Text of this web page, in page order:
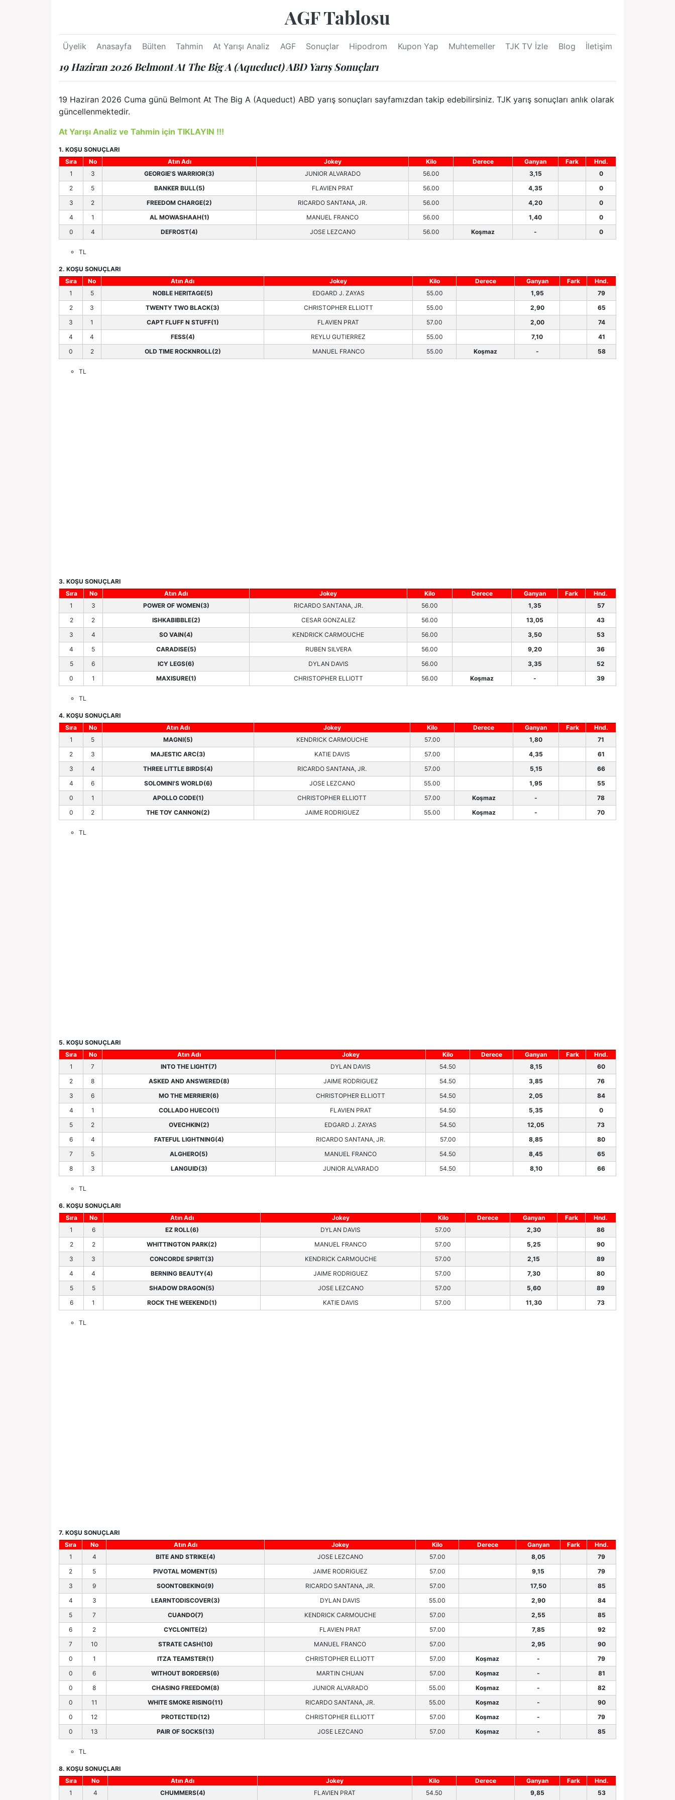
AGF Tablosu
Üyelik Anasayfa Bülten Tahmin At Yarışı Analiz AGF Sonuçlar Hipodrom Kupon Yap Muhtemeller TJK TV İzle Blog İletişim
19 Haziran 2026 Belmont At The Big A (Aqueduct) ABD Yarış Sonuçları
19 Haziran 2026 Cuma günü Belmont At The Big A (Aqueduct) ABD yarış sonuçları sayfamızdan takip edebilirsiniz. TJK yarış sonuçları anlık olarak
güncellenmektedir.
At Yarışı Analiz ve Tahmin için TIKLAYIN !!!
1. KOŞU SONUÇLARI
Sıra
No Atın Adı Jokey Kilo Derece Ganyan Fark
Hnd.
1
3 GEORGIE'S WARRIOR(3) JUNIOR ALVARADO 56.00 3,15
0
2
5 BANKER BULL(5) FLAVIEN PRAT 56.00 4,35
0
3
2 FREEDOM CHARGE(2) RICARDO SANTANA, JR. 56.00 4,20
0
4
1 AL MOWASHAAH(1) MANUEL FRANCO 56.00 1,40
0
0
4 DEFROST(4) JOSE LEZCANO 56.00 Koşmaz - 0
TL
2. KOŞU SONUÇLARI
Sıra
No Atın Adı Jokey Kilo Derece Ganyan Fark
Hnd.
1
5 NOBLE HERITAGE(5) EDGARD J. ZAYAS 55.00 1,95
79
2
3 TWENTY TWO BLACK(3) CHRISTOPHER ELLIOTT 55.00 2,90
65
3
1 CAPT FLUFF N STUFF(1) FLAVIEN PRAT 57.00 2,00
74
4
4 FESS(4) REYLU GUTIERREZ 55.00 7,10
41
0
2 OLD TIME ROCKNROLL(2) MANUEL FRANCO 55.00 Koşmaz - 58
TL
3. KOŞU SONUÇLARI
Sıra
No Atın Adı Jokey Kilo Derece Ganyan Fark
Hnd.
1
3 POWER OF WOMEN(3) RICARDO SANTANA, JR. 56.00 1,35
57
2
2 ISHKABIBBLE(2) CESAR GONZALEZ 56.00 13,05
43
3
4 SO VAIN(4) KENDRICK CARMOUCHE 56.00 3,50
53
4
5 CARADISE(5) RUBEN SILVERA 56.00 9,20
36
5
6 ICY LEGS(6) DYLAN DAVIS 56.00 3,35
52
0
1 MAXISURE(1) CHRISTOPHER ELLIOTT 56.00 Koşmaz - 39
TL
4. KOŞU SONUÇLARI
Sıra
No Atın Adı Jokey Kilo Derece Ganyan Fark
Hnd.
1
5 MAGNI(5) KENDRICK CARMOUCHE 57.00 1,80
71
2
3 MAJESTIC ARC(3) KATIE DAVIS 57.00 4,35
61
3
4 THREE LITTLE BIRDS(4) RICARDO SANTANA, JR. 57.00 5,15
66
4
6 SOLOMINI'S WORLD(6) JOSE LEZCANO 55.00 1,95
55
0
1 APOLLO CODE(1) CHRISTOPHER ELLIOTT 57.00 Koşmaz -
78
0
2 THE TOY CANNON(2) JAIME RODRIGUEZ 55.00 Koşmaz - 70
TL
5. KOŞU SONUÇLARI
Sıra
No Atın Adı Jokey Kilo Derece Ganyan Fark
Hnd.
1
7 INTO THE LIGHT(7) DYLAN DAVIS 54.50 8,15
60
2
8 ASKED AND ANSWERED(8) JAIME RODRIGUEZ 54.50 3,85
76
3
6 MO THE MERRIER(6) CHRISTOPHER ELLIOTT 54.50 2,05
84
4
1 COLLADO HUECO(1) FLAVIEN PRAT 54.50 5,35
0
5
2 OVECHKIN(2) EDGARD J. ZAYAS 54.50 12,05
73
6
4 FATEFUL LIGHTNING(4) RICARDO SANTANA, JR. 57.00 8,85
80
7
5 ALGHERO(5) MANUEL FRANCO 54.50 8,45
65
8
3 LANGUID(3) JUNIOR ALVARADO 54.50 8,10 66
TL
6. KOŞU SONUÇLARI
Sıra
No Atın Adı Jokey Kilo Derece Ganyan Fark
Hnd.
1
6 EZ ROLL(6) DYLAN DAVIS 57.00 2,30
86
2
2 WHITTINGTON PARK(2) MANUEL FRANCO 57.00 5,25
90
3
3 CONCORDE SPIRIT(3) KENDRICK CARMOUCHE 57.00 2,15
89
4
4 BERNING BEAUTY(4) JAIME RODRIGUEZ 57.00 7,30
80
5
5 SHADOW DRAGON(5) JOSE LEZCANO 57.00 5,60
89
6
1 ROCK THE WEEKEND(1) KATIE DAVIS 57.00 11,30 73
TL
7. KOŞU SONUÇLARI
Sıra
No Atın Adı Jokey Kilo Derece Ganyan Fark
Hnd.
1
4 BITE AND STRIKE(4) JOSE LEZCANO 57.00 8,05
79
2
5 PIVOTAL MOMENT(5) JAIME RODRIGUEZ 57.00 9,15
79
3
9 SOONTOBEKING(9) RICARDO SANTANA, JR. 57.00 17,50
85
4
3 LEARNTODISCOVER(3) DYLAN DAVIS 55.00 2,90
84
5
7 CUANDO(7) KENDRICK CARMOUCHE 57.00 2,55
85
6
2 CYCLONITE(2) FLAVIEN PRAT 57.00 7,85
92
7
10 STRATE CASH(10) MANUEL FRANCO 57.00 2,95
90
0
1 ITZA TEAMSTER(1) CHRISTOPHER ELLIOTT 57.00 Koşmaz -
79
0
6 WITHOUT BORDERS(6) MARTIN CHUAN 57.00 Koşmaz -
81
0
8 CHASING FREEDOM(8) JUNIOR ALVARADO 55.00 Koşmaz -
82
0
11 WHITE SMOKE RISING(11) RICARDO SANTANA, JR. 55.00 Koşmaz -
90
0
12 PROTECTED(12) CHRISTOPHER ELLIOTT 57.00 Koşmaz -
79
0
13 PAIR OF SOCKS(13) JOSE LEZCANO 57.00 Koşmaz - 85
TL
8. KOŞU SONUÇLARI
Sıra
No Atın Adı Jokey Kilo Derece Ganyan Fark
Hnd.
1
4 CHUMMERS(4) FLAVIEN PRAT 54.50 9,85 53